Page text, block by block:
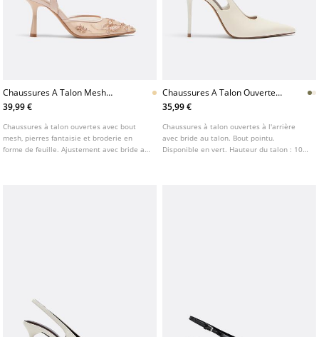
Chaussures A Talon Mesh
Pierres Fantaisie
39,99 €
Chaussures à talon ouvertes avec bout
mesh, pierres fantaisie et broderie en
forme de feuille. Ajustement avec bride au
Chaussures A Talon Ouvertes
A Larriere
35,99 €
Chaussures à talon ouvertes à l'arrière
avec bride au talon. Bout pointu.
Disponible en vert. Hauteur du talon : 10